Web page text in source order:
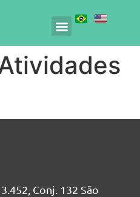
Conj. 132 São